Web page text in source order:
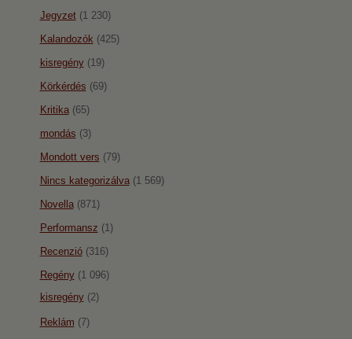
Jegyzet(1 230)
Kalandozók (425)
kisregény(19)
Körkérdés (69)
Kritika(65)
mondás (3)
Mondott vers (79)
Nincs kategorizálva(1 569)
Novella(871)
Performansz (1)
Recenzió(316)
Regény(1 096)
kisregény(2)
Reklám (7)